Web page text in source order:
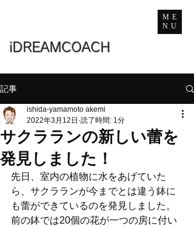
ME
NU
iDREAMCOACH
記事
サクラランの新しい蕾を
発見しました！
ishida-yamamoto akemi
2022年3月12日 読了時間: 1分
先日、室内の植物に水をあげていた
ら、サクラランが今までとは違う鉢に
も蕾ができているのを発見しました。
前の鉢では20個の花が一つの房に付い